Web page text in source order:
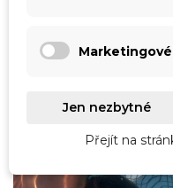
Jen nezbytné
Přejít na